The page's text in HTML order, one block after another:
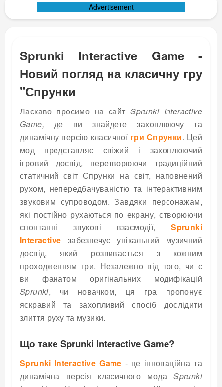
Advertisement
Sprunki Interactive Game -
Новий погляд на класичну гру
"Спрунки
Ласкаво просимо на сайтSprunki Interactive
Game, де ви знайдете захоплюючу та
динамічну версію класичної гри Спрунки. Цей
мод представляє свіжий і захоплюючий
ігровий досвід, перетворюючи традиційний
статичний світ Спрунки на світ, наповнений
рухом, непередбачуваністю та інтерактивним
звуковим супроводом. Завдяки персонажам,
які постійно рухаються по екрану, створюючи
спонтанні звукові взаємодії,Sprunki
Interactive забезпечує унікальний музичний
досвід, який розвивається з кожним
проходженням гри. Незалежно від того, чи є
ви фанатом оригінальних модифікацій
Sprunki, чи новачком, ця гра пропонує
яскравий та захопливий спосіб дослідити
злиття руху та музики.
Що таке Sprunki Interactive Game?
Sprunki Interactive Game - це інноваційна та
динамічна версія класичного модаSprunki